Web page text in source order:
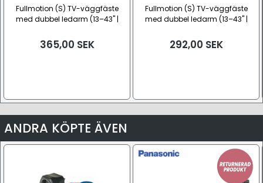
Fullmotion (S) TV-väggfäste
med dubbel ledarm (13–43" |
365,00 SEK
Fullmotion (S) TV-väggfäste
med dubbel ledarm (13–43" |
292,00 SEK
ANDRA KÖPTE ÄVEN